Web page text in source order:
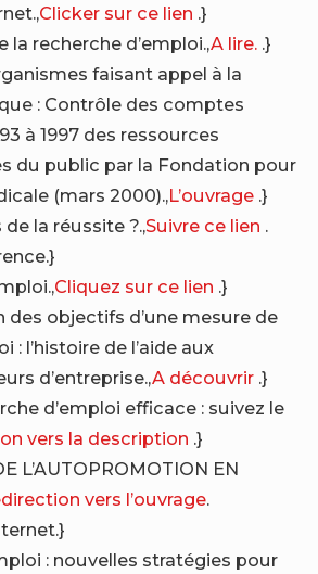
Clicker sur ce lien .}
la recherche d’emploi.,A lire. .}
faisant appel à la
: Contrôle des comptes
à 1997 des ressources
du public par la Fondation pour
(mars 2000).,L’ouvrage .}
la réussite ?.,Suivre ce lien .
Cliquez sur ce lien .}
des objectifs d’une mesure de
: l’histoire de l’aide aux
d’entreprise.,A découvrir .}
d’emploi efficace : suivez le
vers la description .}
L’AUTOPROMOTION EN
vers l’ouvrage.
: nouvelles stratégies pour